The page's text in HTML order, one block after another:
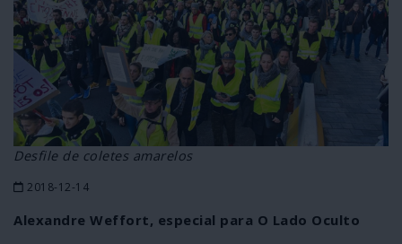
Desfile de coletes amarelos
2018-12-14
Alexandre Weffort, especial para O Lado Oculto